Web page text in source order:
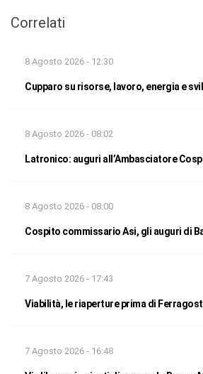
Correlati
8 Agosto 2026 - 12:30
Cupparo su risorse, lavoro, energia e
8 Agosto 2026 - 08:02
Latronico: auguri all’Ambasciatore
8 Agosto 2026 - 08:00
Cospito commissario Asi, gli auguri di
7 Agosto 2026 - 17:43
Viabilità, le riaperture prima di
7 Agosto 2026 - 16:48